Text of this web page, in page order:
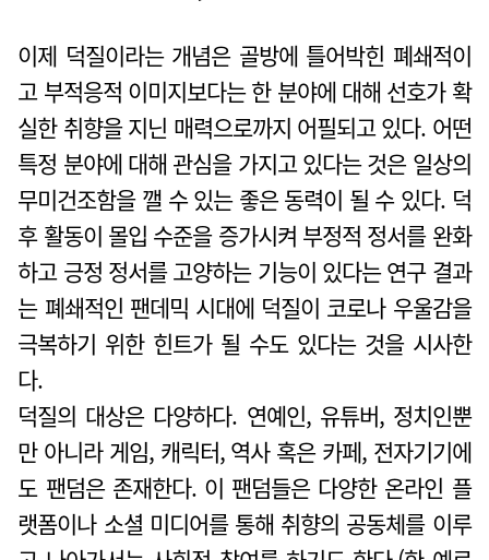
이제 덕질이라는 개념은 골방에 틀어박힌 폐쇄적이
고 부적응적 이미지보다는 한 분야에 대해 선호가 확
실한 취향을 지닌 매력으로까지 어필되고 있다. 어떤
특정 분야에 대해 관심을 가지고 있다는 것은 일상의
무미건조함을 깰 수 있는 좋은 동력이 될 수 있다. 덕
후 활동이 몰입 수준을 증가시켜 부정적 정서를 완화
하고 긍정 정서를 고양하는 기능이 있다는 연구 결과
는 폐쇄적인 팬데믹 시대에 덕질이 코로나 우울감을
극복하기 위한 힌트가 될 수도 있다는 것을 시사한
다.
덕질의 대상은 다양하다. 연예인, 유튜버, 정치인뿐
만 아니라 게임, 캐릭터, 역사 혹은 카페, 전자기기에
도 팬덤은 존재한다. 이 팬덤들은 다양한 온라인 플
랫폼이나 소셜 미디어를 통해 취향의 공동체를 이루